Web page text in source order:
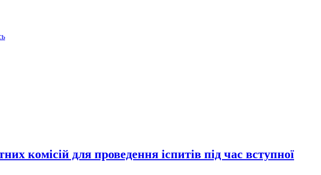
комісій для проведення іспитів під час вступної